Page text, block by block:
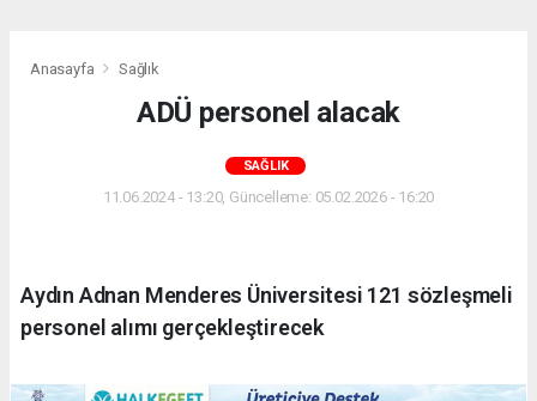
Anasayfa Sağlık
ADÜ personel alacak
SAĞLIK
11.06.2024 - 13:20, Güncelleme: 05.02.2026 - 16:20
Aydın Adnan Menderes Üniversitesi 121 sözleşmeli
personel alımı gerçekleştirecek